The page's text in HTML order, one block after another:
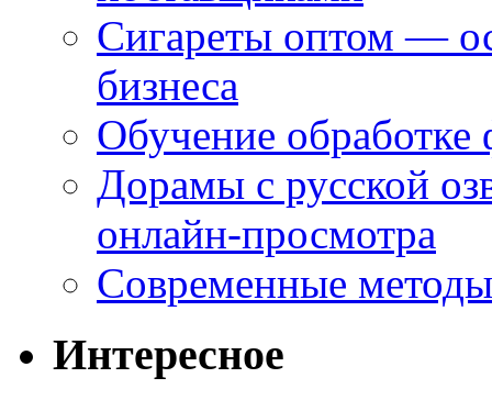
Сигареты оптом —
бизнеса
Обучение
Дорамы с русской
онлайн-просмотра
Современные
Интересное